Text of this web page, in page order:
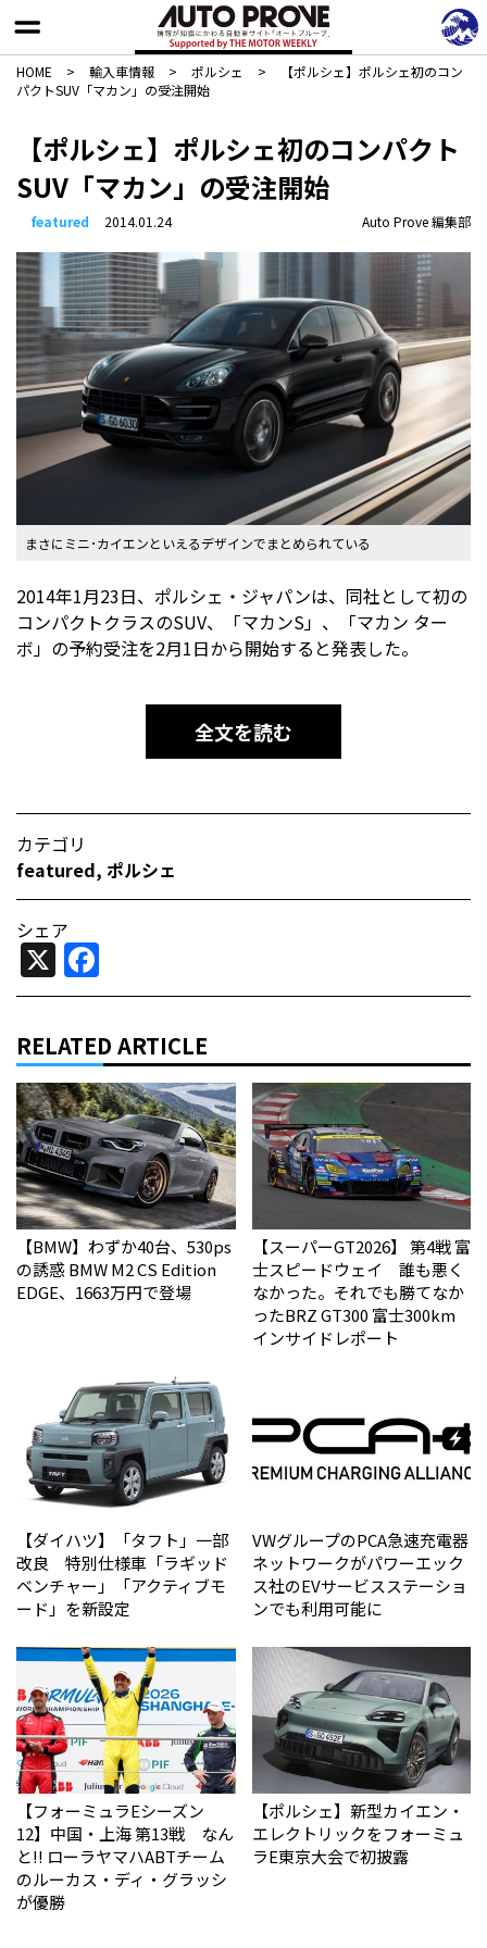
HOME > 輸入車情報 > ポルシェ >
【ポルシェ】ポルシェ初のコン
パクトSUV「マカン」の受注開始
【ポルシェ】ポルシェ初のコンパクト
SUV「マカン」の受注開始
featured 2014.01.24 Auto Prove 編集部
まさにミニ･カイエンといえるデザインでまとめられている
2014年1月23日、ポルシェ・ジャパンは、同社として初の
コンパクトクラスのSUV、「マカンS」、「マカン ター
ボ」の予約受注を2月1日から開始すると発表した。
全文を読む
カテゴリ
featured, ポルシェ
シェア
X
RELATED ARTICLE
【BMW】わずか40台、530ps
の誘惑 BMW M2 CS Edition
EDGE、1663万円で登場
【スーパーGT2026】 第4戦 富
士スピードウェイ 誰も悪く
なかった。それでも勝てなか
った――BRZ GT300 富士300km
インサイドレポート
【ダイハツ】「タフト」一部
改良 特別仕様車「ラギッド
ベンチャー」「アクティブモ
ード」を新設定
VWグループのPCA急速充電器
ネットワークがパワーエック
ス社のEVサービスステーショ
ンでも利用可能に
【フォーミュラEシーズン
12】中国・上海 第13戦 なん
と!! ローラヤマハABTチーム
のルーカス・ディ・グラッシ
が優勝
【ポルシェ】新型カイエン・
エレクトリックをフォーミュ
ラE東京大会で初披露